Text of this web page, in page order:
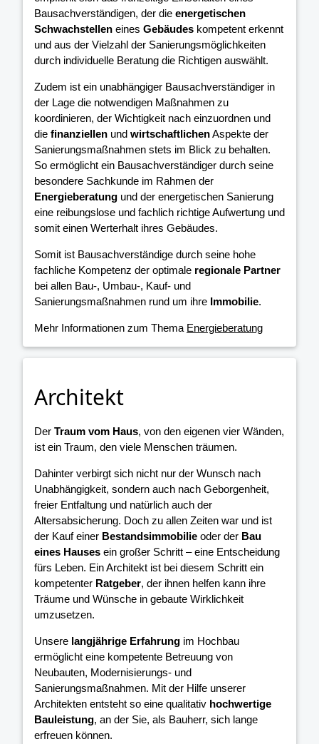
Bausachverständigen, der die energetischen
Schwachstellen eines Gebäudes kompetent erkennt
und aus der Vielzahl der Sanierungsmöglichkeiten
durch individuelle Beratung die Richtigen auswählt.
Zudem ist ein unabhängiger Bausachverständiger in
der Lage die notwendigen Maßnahmen zu
koordinieren, der Wichtigkeit nach einzuordnen und
die finanziellen und wirtschaftlichenAspekte der
Sanierungsmaßnahmen stets im Blick zu behalten.
So ermöglicht ein Bausachverständiger durch seine
besondere Sachkunde im Rahmen der
Energieberatung und der energetischen Sanierung
eine reibungslose und fachlich richtige Aufwertung und
somit einen Werterhalt ihres Gebäudes.
Somit ist Bausachverständige durch seine hohe
fachliche Kompetenz der optimale regionale Partner
bei allen Bau-, Umbau-, Kauf- und
Sanierungsmaßnahmen rund um ihre Immobilie.
Mehr Informationen zum Thema Energieberatung
Architekt
Der Traum vom Haus, von den eigenen vier Wänden,
ist ein Traum, den viele Menschen träumen.
Dahinter verbirgt sich nicht nur der Wunsch nach
Unabhängigkeit, sondern auch nach Geborgenheit,
freier Entfaltung und natürlich auch der
Altersabsicherung. Doch zu allen Zeiten war und ist
der Kauf einer Bestandsimmobilie oder der Bau
eines Hauses ein großer Schritt – eine Entscheidung
fürs Leben. Ein Architekt ist bei diesem Schritt ein
kompetenter Ratgeber, der ihnen helfen kann ihre
Träume und Wünsche in gebaute Wirklichkeit
umzusetzen.
Unsere langjährige Erfahrung im Hochbau
ermöglicht eine kompetente Betreuung von
Neubauten, Modernisierungs- und
Sanierungsmaßnahmen. Mit der Hilfe unserer
Architekten entsteht so eine qualitativ hochwertige
Bauleistung, an der Sie, als Bauherr, sich lange
erfreuen können.